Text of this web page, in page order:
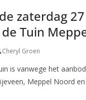
zaterdag
Tuin
Cheryl Groen
is vanwege het
Meppel Noord